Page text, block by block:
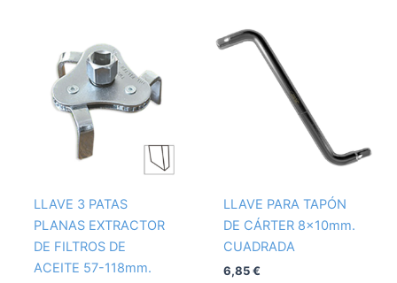
LLAVE 3 PATAS
PLANAS EXTRACTOR
DE FILTROS DE
ACEITE 57-118mm.
LLAVE PARA TAPÓN
DE CÁRTER 8x10mm.
CUADRADA
6,85€